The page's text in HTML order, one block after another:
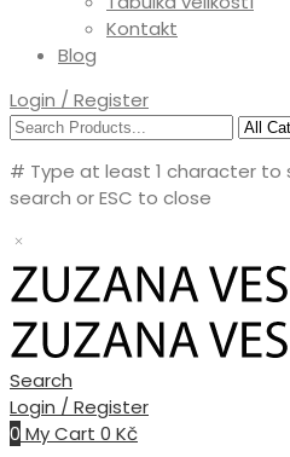
Kontakt
Blog
Login / Register
# Type at least 1 character to
search or ESC to close
Search
Login / Register
0 My Cart 0 Kč